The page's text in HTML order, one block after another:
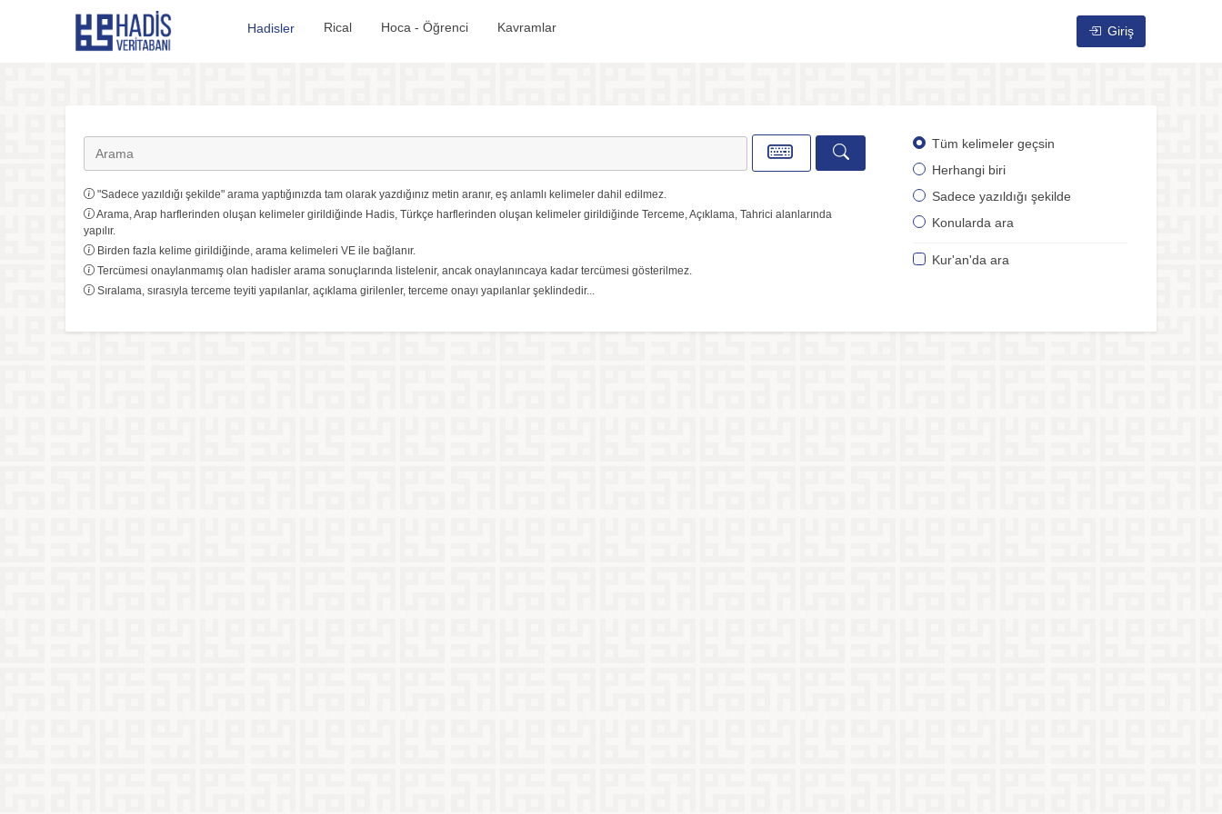
Hadis Veritabanı
Hadisler Rical Hoca - Öğrenci Kavramlar Giriş
"Sadece yazıldığı şekilde" arama yaptığınızda tam olarak yazdığınız metin aranır, eş anlamlı kelimeler dahil edilmez.
Arama, Arap harflerinden oluşan kelimeler girildiğinde Hadis, Türkçe harflerinden oluşan kelimeler girildiğinde Terceme, Açıklama, Tahrici alanlarında
yapılır.
Birden fazla kelime girildiğinde, arama kelimeleri VE ile bağlanır.
Tercümesi onaylanmamış olan hadisler arama sonuçlarında listelenir, ancak onaylanıncaya kadar tercümesi gösterilmez.
Sıralama, sırasıyla terceme teyiti yapılanlar, açıklama girilenler, terceme onayı yapılanlar şeklindedir...
Tüm kelimeler geçsin
Herhangi biri
Sadece yazıldığı şekilde
Konularda ara
Kur'an'da ara